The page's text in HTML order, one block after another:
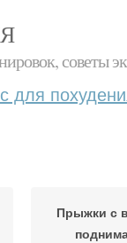
советы
для
Прыжки с